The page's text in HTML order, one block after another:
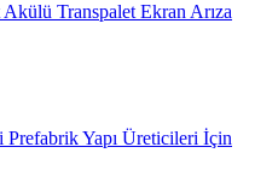
Transpalet Ekran Arıza
Yapı Üreticileri İçin